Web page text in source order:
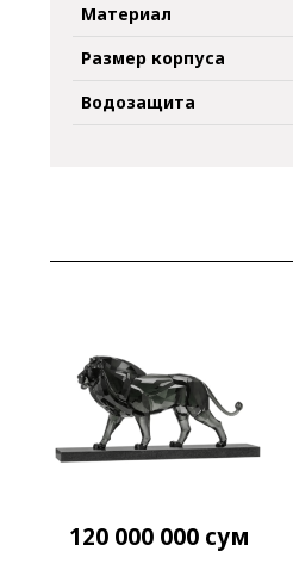
Материал
Размер корпуса
Водозащита
120 000 000 сум